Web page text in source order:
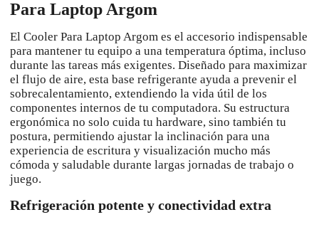
Para Laptop Argom
El Cooler Para Laptop Argom es el accesorio indispensable
para mantener tu equipo a una temperatura óptima, incluso
durante las tareas más exigentes. Diseñado para maximizar
el flujo de aire, esta base refrigerante ayuda a prevenir el
sobrecalentamiento, extendiendo la vida útil de los
componentes internos de tu computadora. Su estructura
ergonómica no solo cuida tu hardware, sino también tu
postura, permitiendo ajustar la inclinación para una
experiencia de escritura y visualización mucho más
cómoda y saludable durante largas jornadas de trabajo o
juego.
Refrigeración potente y conectividad extra